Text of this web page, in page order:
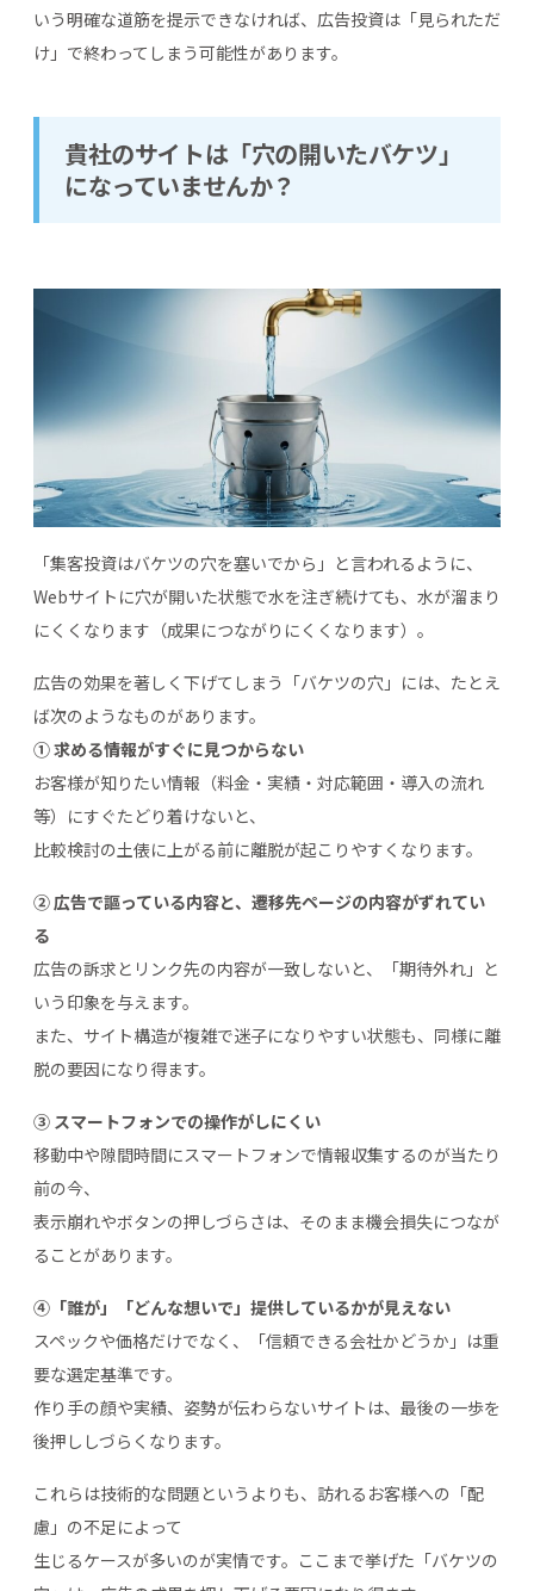
いう明確な道筋を提示できなければ、広告投資は「見られただ
け」で終わってしまう可能性があります。
貴社のサイトは「穴の開いたバケツ」
になっていませんか？
「集客投資はバケツの穴を塞いでから」と言われるように、
Webサイトに穴が開いた状態で水を注ぎ続けても、水が溜まり
にくくなります（成果につながりにくくなります）。
広告の効果を著しく下げてしまう「バケツの穴」には、たとえ
ば次のようなものがあります。
① 求める情報がすぐに見つからない
お客様が知りたい情報（料金・実績・対応範囲・導入の流れ
等）にすぐたどり着けないと、
比較検討の土俵に上がる前に離脱が起こりやすくなります。
② 広告で謳っている内容と、遷移先ページの内容がずれてい
る
広告の訴求とリンク先の内容が一致しないと、「期待外れ」と
いう印象を与えます。
また、サイト構造が複雑で迷子になりやすい状態も、同様に離
脱の要因になり得ます。
③ スマートフォンでの操作がしにくい
移動中や隙間時間にスマートフォンで情報収集するのが当たり
前の今、
表示崩れやボタンの押しづらさは、そのまま機会損失につなが
ることがあります。
④「誰が」「どんな想いで」提供しているかが見えない
スペックや価格だけでなく、「信頼できる会社かどうか」は重
要な選定基準です。
作り手の顔や実績、姿勢が伝わらないサイトは、最後の一歩を
後押ししづらくなります。
これらは技術的な問題というよりも、訪れるお客様への「配
慮」の不足によって
生じるケースが多いのが実情です。ここまで挙げた「バケツの